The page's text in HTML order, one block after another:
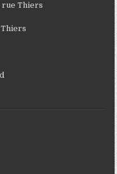
rue Thiers